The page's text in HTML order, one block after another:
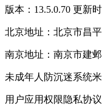
版本：13.5.0.70 更新
北京地址：北京市昌
南京地址：南京市建
未成年人防沉迷系统
用户应用权限隐私协议